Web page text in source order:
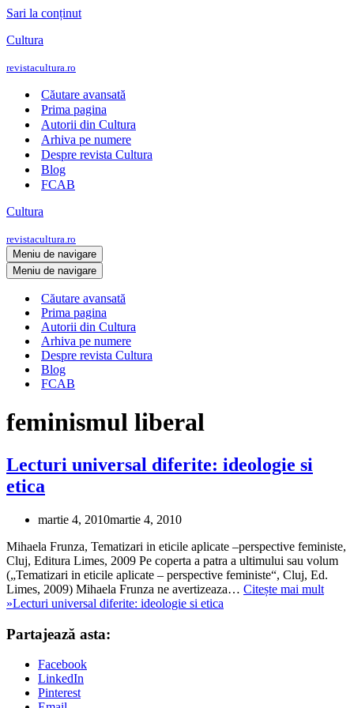
Sari la conținut
Cultura
revistacultura.ro
Căutare avansată
Prima pagina
Autorii din Cultura
Arhiva pe numere
Despre revista Cultura
Blog
FCAB
Cultura
revistacultura.ro
Meniu de navigare
Meniu de navigare
Căutare avansată
Prima pagina
Autorii din Cultura
Arhiva pe numere
Despre revista Cultura
Blog
FCAB
feminismul liberal
Lecturi universal diferite: ideologie si
etica
martie 4, 2010martie 4, 2010
Mihaela Frunza, Tematizari in eticile aplicate –perspective feministe,
Cluj, Editura Limes, 2009 Pe coperta a patra a ultimului sau volum
(„Tematizari in eticile aplicate – perspective feministe“, Cluj, Ed.
Limes, 2009) Mihaela Frunza ne avertizeaza… Citește mai mult
»Lecturi universal diferite: ideologie si etica
Partajează asta:
Facebook
LinkedIn
Pinterest